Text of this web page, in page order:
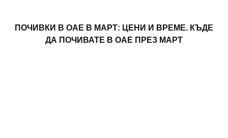
ПОЧИВКИ В ОАЕ В МАРТ: ЦЕНИ И ВРЕМЕ. КЪДЕ
ДА ПОЧИВАТЕ В ОАЕ ПРЕЗ МАРТ